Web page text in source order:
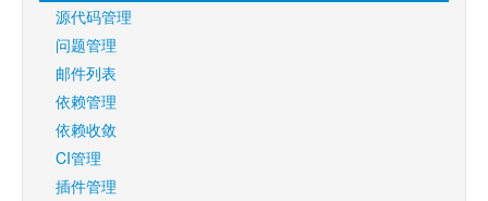
源代码管理
问题管理
邮件列表
依赖管理
依赖收敛
CI管理
插件管理